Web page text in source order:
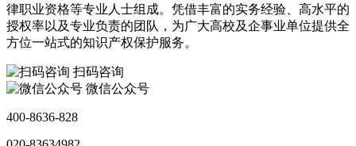
律职业资格等专业人士组成。凭借丰富的实务经验、高水平的
授权率以及专业负责的团队，为广大高校及企事业单位提供全
方位一站式的知识产权保护服务。
扫码咨询
微信公众号
400-8636-828